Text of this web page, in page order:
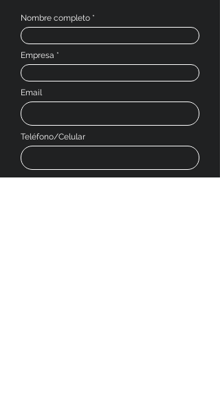
Nombre completo
Empresa
Email
Teléfono/Celular